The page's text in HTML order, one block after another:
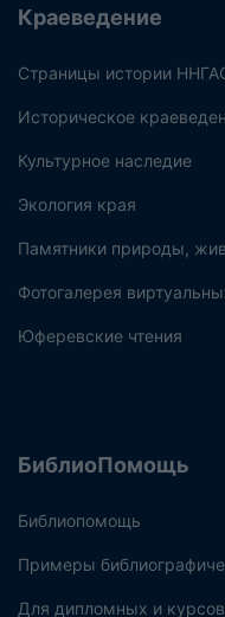
Краеведение
Страницы истории
Историческое
Культурное наследие
Экология края
Памятники природы,
Фотогалерея
Юферевские чтения
БиблиоПомощь
Библиопомощь
Примеры
Для дипломных и